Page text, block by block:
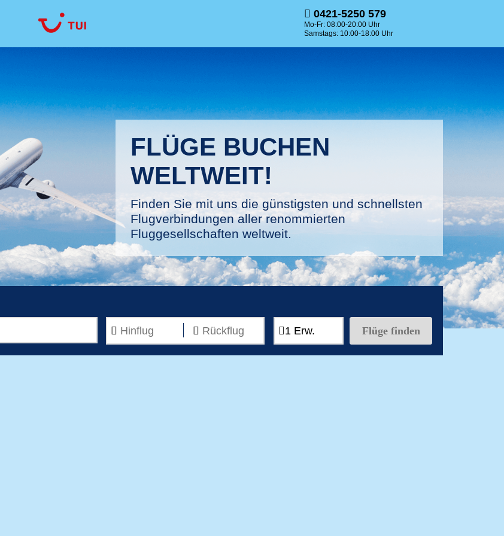
0421-5250 579
Mo-Fr: 08:00-20:00 Uhr
Samstags: 10:00-18:00 Uhr
FLÜGE BUCHEN
WELTWEIT!
Finden Sie mit uns die günstigsten und schnellsten
Flugverbindungen aller renommierten
Fluggesellschaften weltweit.
1 Erw. Flüge finden